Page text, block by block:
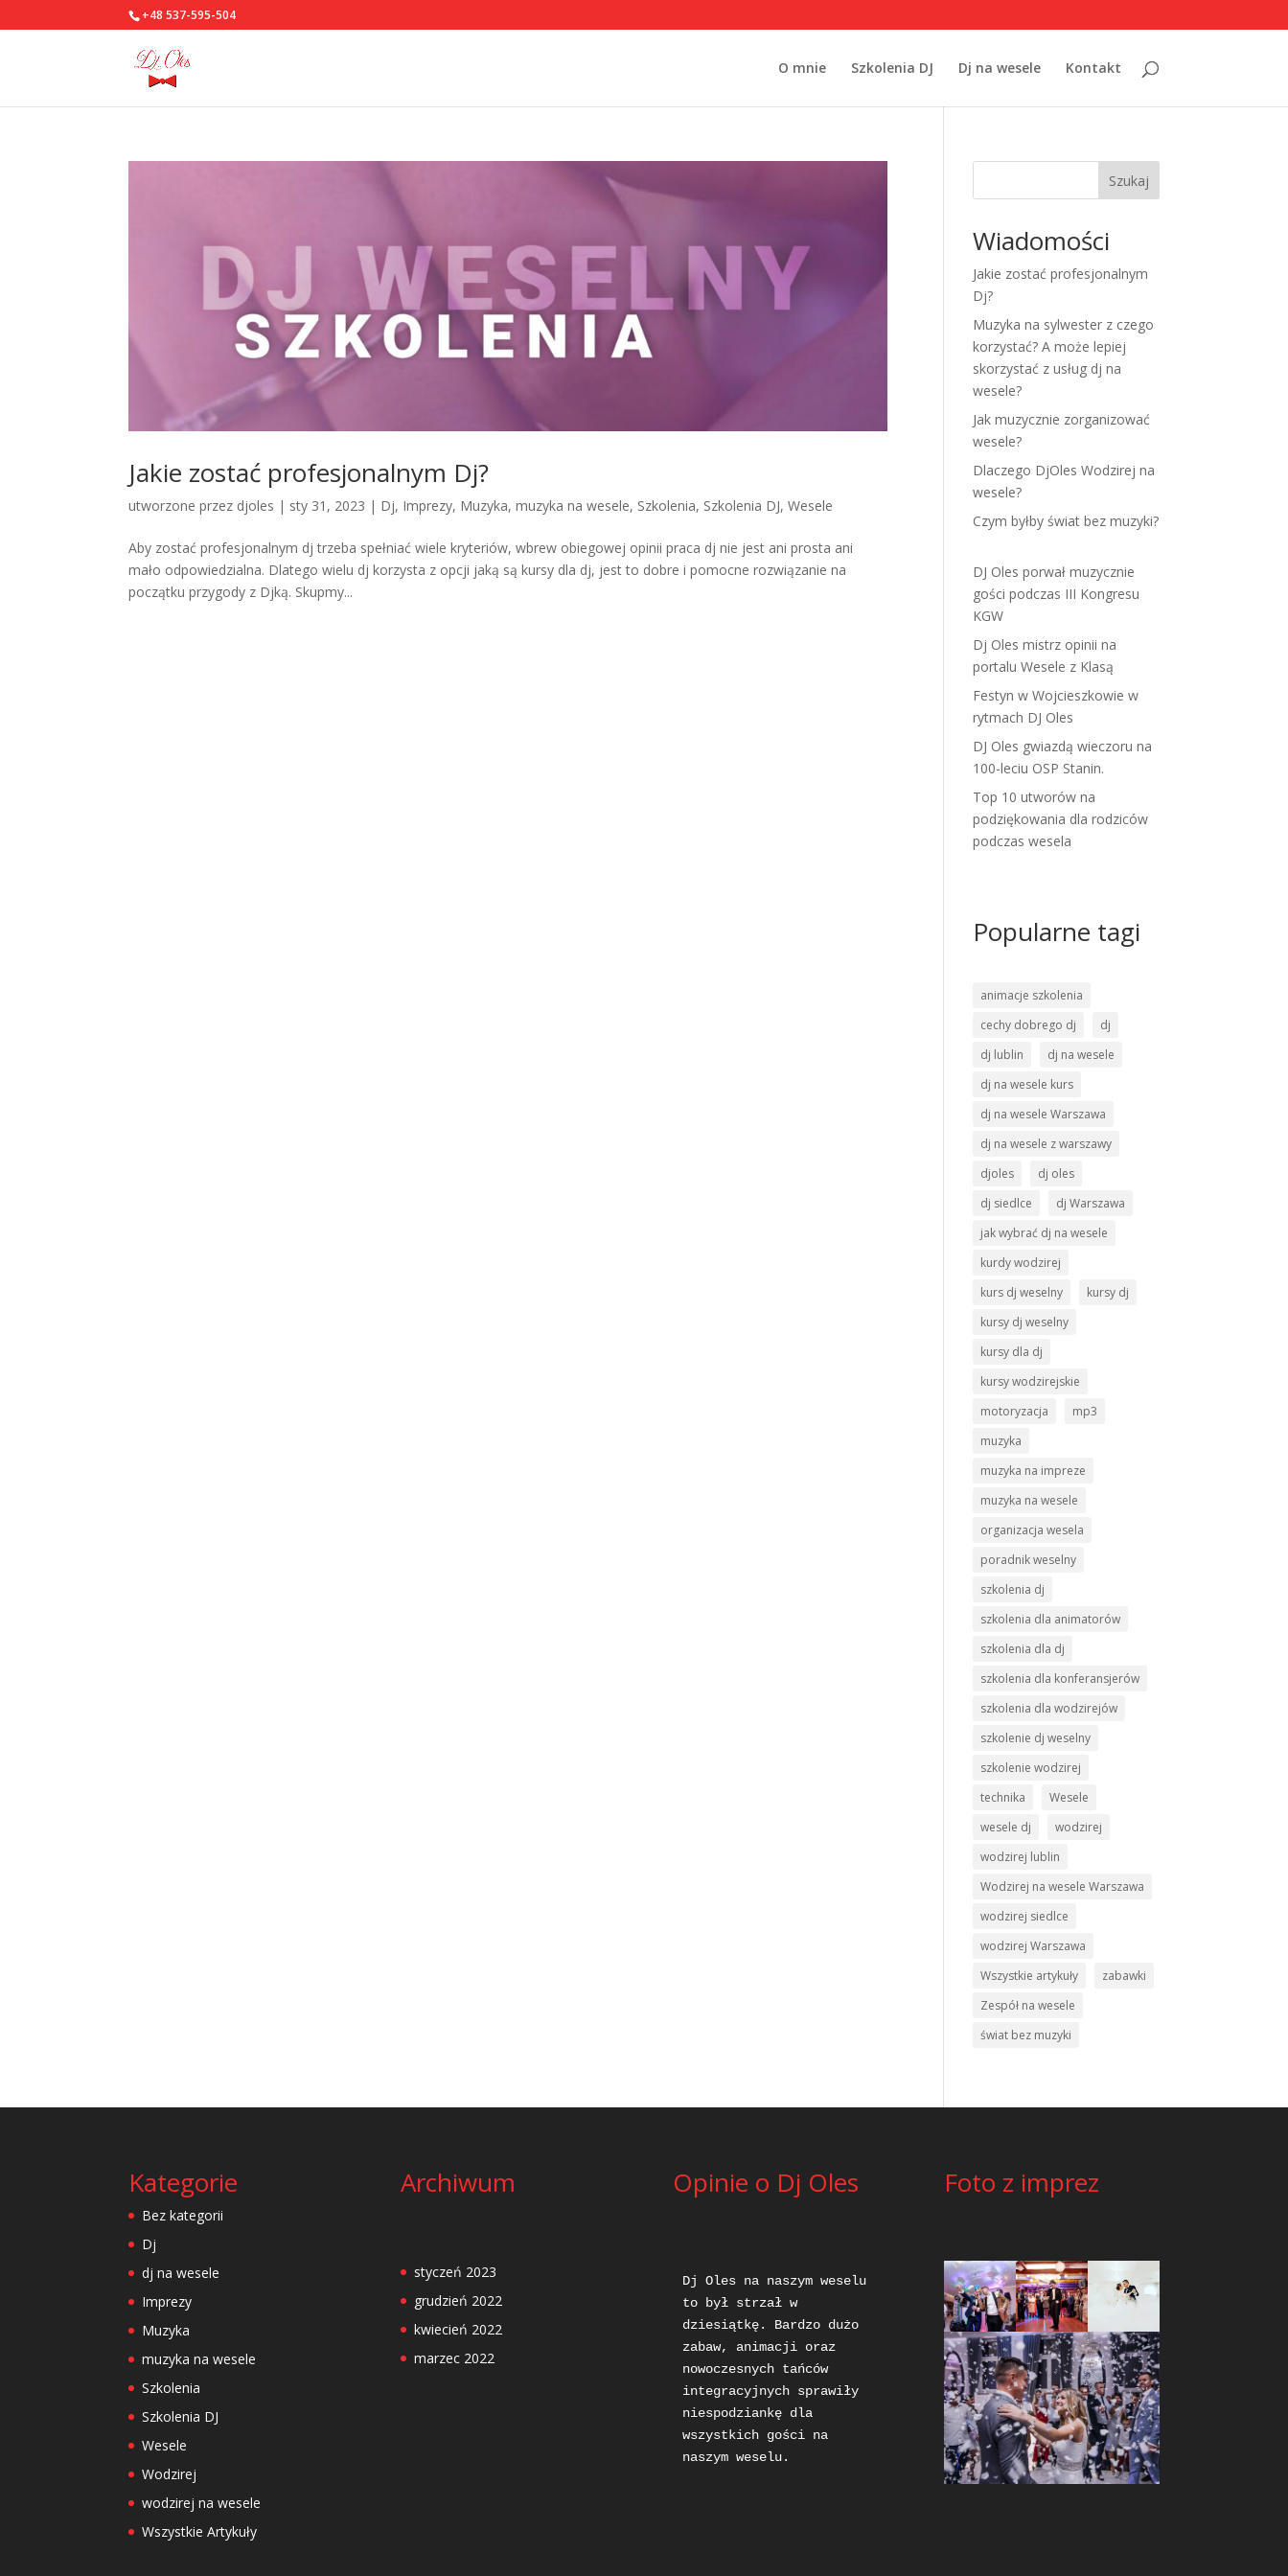
+48 537-595-504
O mnie Szkolenia DJ Dj na wesele Kontakt
Jakie zostać profesjonalnym Dj?
utworzone przez djoles | sty 31, 2023 | Dj, Imprezy, Muzyka,muzyka na wesele, Szkolenia, Szkolenia DJ,Wesele
Aby zostać profesjonalnym dj trzeba spełniać wiele kryteriów, wbrew obiegowej opinii praca dj nie jest ani prosta ani
mało odpowiedzialna. Dlatego wielu dj korzysta z opcji jaką są kursy dla dj, jest to dobre i pomocne rozwiązanie na
początku przygody z Djką. Skupmy...
Szukaj
Wiadomości
Jakie zostać profesjonalnym
Dj?
Muzyka na sylwester z czego
korzystać? A może lepiej
skorzystać z usług dj na
wesele?
Jak muzycznie zorganizować
wesele?
Dlaczego DjOles Wodzirej na
wesele?
Czym byłby świat bez muzyki?
DJ Oles porwał muzycznie
gości podczas III Kongresu
KGW
Dj Oles mistrz opinii na
portalu Wesele z Klasą
Festyn w Wojcieszkowie w
rytmach DJ Oles
DJ Oles gwiazdą wieczoru na
100-leciu OSP Stanin.
Top 10 utworów na
podziękowania dla rodziców
podczas wesela
Popularne tagi
animacje szkolenia
cechy dobrego dj
dj
dj lublin
dj na wesele
dj na wesele kurs
dj na wesele Warszawa
dj na wesele z warszawy
djoles
dj oles
dj siedlce
dj Warszawa
jak wybrać dj na wesele
kurdy wodzirej
kurs dj weselny
kursy dj
kursy dj weselny
kursy dla dj
kursy wodzirejskie
motoryzacja
mp3
muzyka
muzyka na impreze
muzyka na wesele
organizacja wesela
poradnik weselny
szkolenia dj
szkolenia dla animatorów
szkolenia dla dj
szkolenia dla konferansjerów
szkolenia dla wodzirejów
szkolenie dj weselny
szkolenie wodzirej
technika
Wesele
wesele dj
wodzirej
wodzirej lublin
Wodzirej na wesele Warszawa
wodzirej siedlce
wodzirej Warszawa
Wszystkie artykuły
zabawki
Zespół na wesele
świat bez muzyki
Kategorie
Bez kategorii
Dj
dj na wesele
Imprezy
Muzyka
muzyka na wesele
Szkolenia
Szkolenia DJ
Wesele
Wodzirej
wodzirej na wesele
Wszystkie Artykuły
Archiwum
styczeń 2023
grudzień 2022
kwiecień 2022
marzec 2022
Opinie o Dj Oles
Dj Oles na naszym weselu
to był strzał w
dziesiątkę. Bardzo dużo
zabaw, animacji oraz
nowoczesnych tańców
integracyjnych sprawiły
niespodziankę dla
wszystkich gości na
naszym weselu.
Foto z imprez